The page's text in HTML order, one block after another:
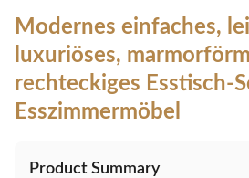
Modernes einfaches,
luxuriöses,
rechteckiges Esstisch-
Esszimmermöbel
Product Summary